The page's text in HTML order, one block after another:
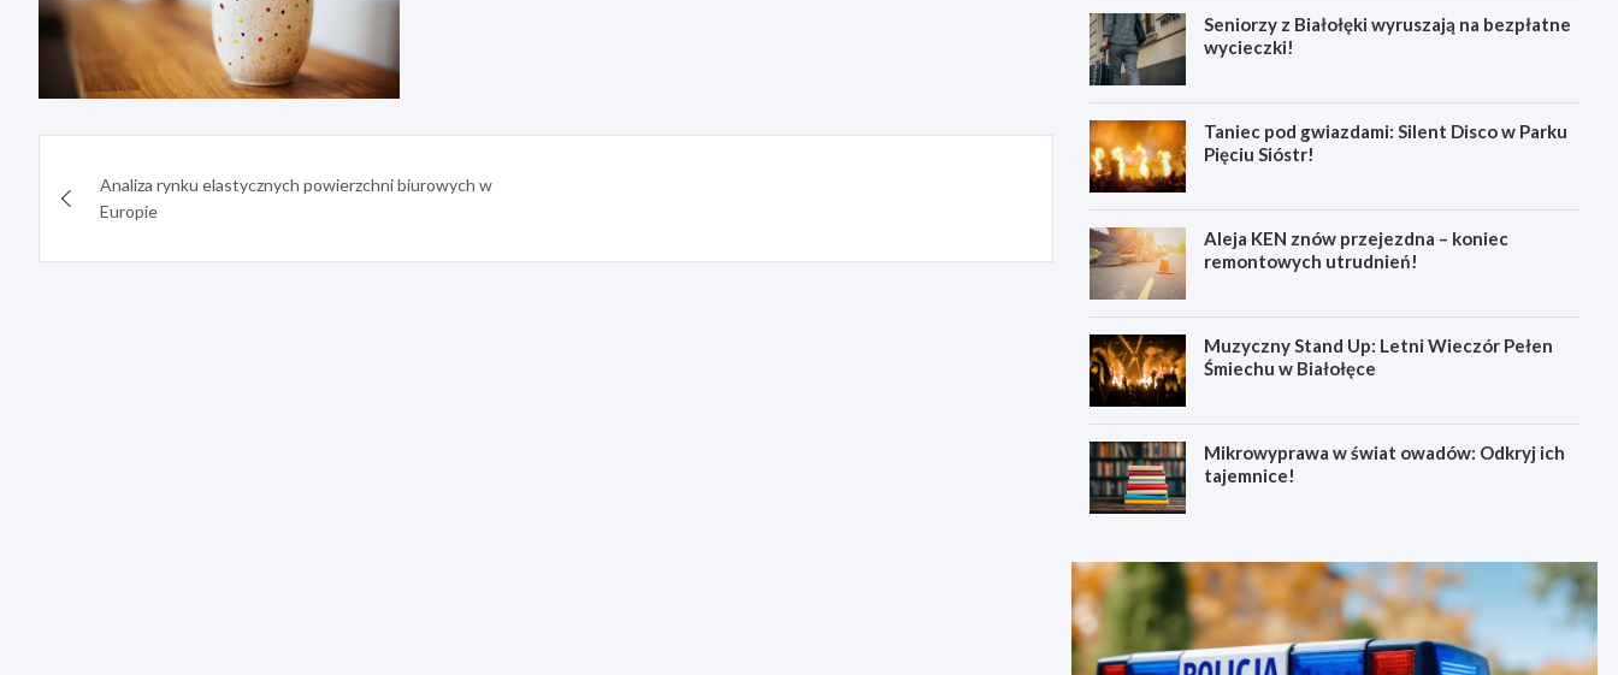
wpisuAnaliza rynku elastycznych powierzchni biurowych w
Europie
Seniorzy z Białołęki wyruszają na bezpłatne
wycieczki!
Taniec pod gwiazdami: Silent Disco w Parku
Pięciu Sióstr!
Aleja KEN znów przejezdna – koniec
remontowych utrudnień!
Muzyczny Stand Up: Letni Wieczór Pełen
Śmiechu w Białołęce
Mikrowyprawa w świat owadów: Odkryj ich
tajemnice!